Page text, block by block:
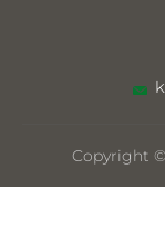
Copyright